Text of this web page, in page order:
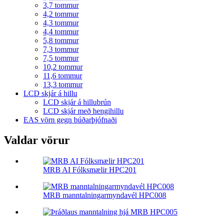
3,7 tommur
4,2 tommur
4,3 tommur
4,4 tommur
5,8 tommur
7,3 tommur
7,5 tommur
10,2 tommur
11,6 tommur
13,3 tommur
LCD skjár á hillu
LCD skjár á hillubrún
LCD skjár með hengihillu
EAS vörn gegn búðarþjófnaði
Valdar vörur
MRB AI Fólksmælir HPC201
MRB manntalningarmyndavél HPC008